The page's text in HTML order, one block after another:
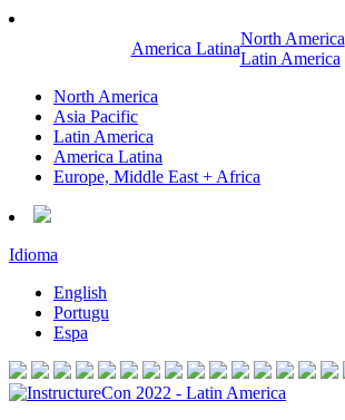
America Latina
North America
Latin America
North America
Asia Pacific
Latin America
America Latina
Europe, Middle East + Africa
Idioma
English
Portugu
Espa